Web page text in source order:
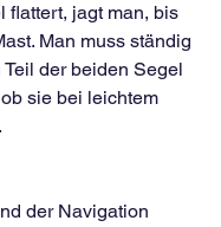
flattert, jagt man, bis
Man muss ständig
der beiden Segel
sie bei leichtem
der Navigation